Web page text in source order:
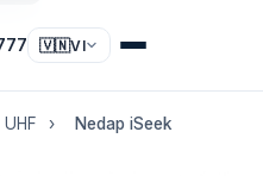
🇻🇳VI
UHF › Nedap iSeek